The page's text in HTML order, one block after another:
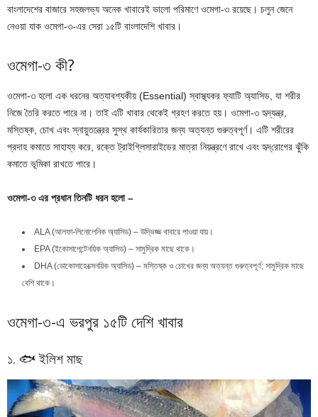
বাংলাদেশের বাজারে সহজলভ্য অনেক খাবারেই ভালো পরিমাণে ওমেগা-৩ রয়েছে। চলুন জেনে
নেওয়া যাক ওমেগা-৩-এর সেরা ১৫টি বাংলাদেশি খাবার।
ওমেগা-৩ কী?
ওমেগা-৩ হলো এক ধরনের অত্যাবশ্যকীয় (Essential) স্বাস্থ্যকর ফ্যাটি অ্যাসিড, যা শরীর
নিজে তৈরি করতে পারে না। তাই এটি খাবার থেকেই গ্রহণ করতে হয়। ওমেগা-৩ হৃদ্‌যন্ত্র,
মস্তিষ্ক, চোখ এবং স্নায়ুতন্ত্রের সুস্থ কার্যকারিতার জন্য অত্যন্ত গুরুত্বপূর্ণ। এটি শরীরের
প্রদাহ কমাতে সাহায্য করে, রক্তে ট্রাইগ্লিসারাইডের মাত্রা নিয়ন্ত্রণে রাখে এবং হৃদ্‌রোগের ঝুঁকি
কমাতে ভূমিকা রাখতে পারে।
ওমেগা-৩ এর প্রধান তিনটি ধরন হলো –
ALA (আলফা-লিনোলেনিক অ্যাসিড) – উদ্ভিজ্জ খাবারে পাওয়া যায়।
EPA (ইকোসাপেন্টেনয়িক অ্যাসিড) – সামুদ্রিক মাছে থাকে।
DHA (ডোকোসাহেক্সেনয়িক অ্যাসিড) – মস্তিষ্ক ও চোখের জন্য অত্যন্ত গুরুত্বপূর্ণ; সামুদ্রিক মাছে
বেশি থাকে।
ওমেগা-৩-এ ভরপুর ১৫টি দেশি খাবার
১. 🐟 ইলিশ মাছ